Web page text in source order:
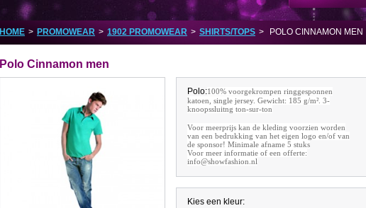
HOME > PROMOWEAR > 1902 PROMOWEAR > SHIRTS/TOPS > POLO CINNAMON MEN
Polo Cinnamon men
Polo:100% voorgekrompen ringgesponnen
katoen, single jersey. Gewicht: 185 g/m². 3-
knoopssluitng ton-sur-ton
Voor meerprijs kan de kleding voorzien worden
van een bedrukking van het eigen logo en/of van
de sponsor! Minimale afname 5 stuks
Voor meer informatie of een offerte:
info@showfashion.nl
Kies een kleur: